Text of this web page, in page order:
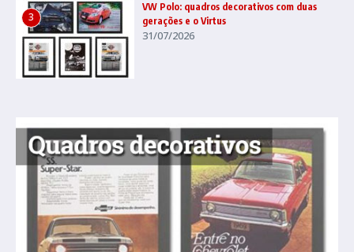
3
VW Polo: quadros decorativos com duas
gerações e o Virtus
31/07/2026